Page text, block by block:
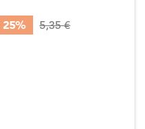
25% 5,35 €